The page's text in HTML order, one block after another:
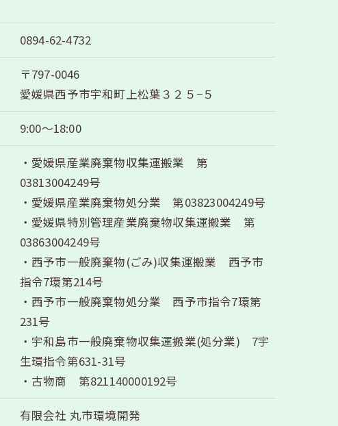
0894-62-4732
〒797-0046
愛媛県西予市宇和町上松葉３２５−５
9:00～18:00
・愛媛県産業廃棄物収集運搬業 第
03813004249号
・愛媛県産業廃棄物処分業 第03823004249号
・愛媛県特別管理産業廃棄物収集運搬業 第
03863004249号
・西予市一般廃棄物(ごみ)収集運搬業 西予市
指令7環第214号
・西予市一般廃棄物処分業 西予市指令7環第
231号
・宇和島市一般廃棄物収集運搬業(処分業) 7宇
生環指令第631-31号
・古物商 第821140000192号
有限会社 丸市環境開発